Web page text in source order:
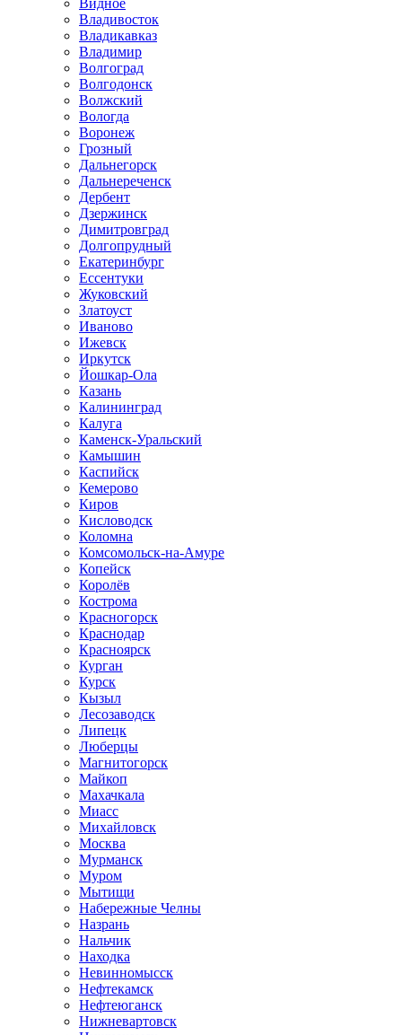
Видное
Владивосток
Владикавказ
Владимир
Волгоград
Волгодонск
Волжский
Вологда
Воронеж
Грозный
Дальнегорск
Дальнереченск
Дербент
Дзержинск
Димитровград
Долгопрудный
Екатеринбург
Ессентуки
Жуковский
Златоуст
Иваново
Ижевск
Иркутск
Йошкар-Ола
Казань
Калининград
Калуга
Каменск-Уральский
Камышин
Каспийск
Кемерово
Киров
Кисловодск
Коломна
Комсомольск-на-Амуре
Копейск
Королёв
Кострома
Красногорск
Краснодар
Красноярск
Курган
Курск
Кызыл
Лесозаводск
Липецк
Люберцы
Магнитогорск
Майкоп
Махачкала
Миасс
Михайловск
Москва
Мурманск
Муром
Мытищи
Набережные Челны
Назрань
Нальчик
Находка
Невинномысск
Нефтекамск
Нефтеюганск
Нижневартовск